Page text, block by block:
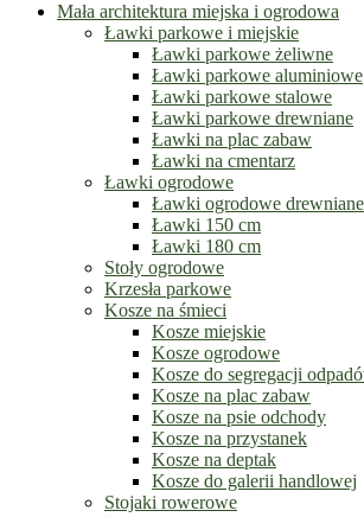
Mała architektura miejska i ogrodowa
Ławki parkowe i miejskie
Ławki parkowe żeliwne
Ławki parkowe aluminiowe
Ławki parkowe stalowe
Ławki parkowe drewniane
Ławki na plac zabaw
Ławki na cmentarz
Ławki ogrodowe
Ławki ogrodowe drewniane
Ławki 150 cm
Ławki 180 cm
Stoły ogrodowe
Krzesła parkowe
Kosze na śmieci
Kosze miejskie
Kosze ogrodowe
Kosze do segregacji
Kosze na plac zabaw
Kosze na psie odchody
Kosze na przystanek
Kosze na deptak
Kosze do galerii handlowej
Stojaki rowerowe